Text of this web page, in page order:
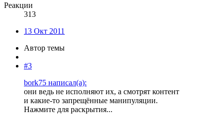
Реакции
313
13 Окт 2011
Автор темы
#3
bork75 написал(а):
они ведь не исполняют их, а смотрят контент
и какие-то запрещённые манипуляции.
Нажмите для раскрытия...